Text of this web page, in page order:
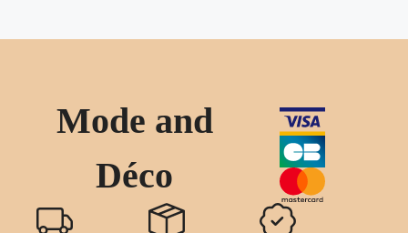
Mode and
Déco